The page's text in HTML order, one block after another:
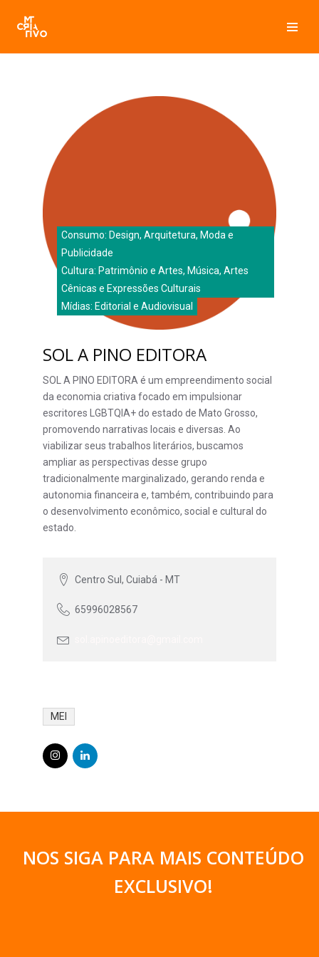
Pular
para
Consumo: Design, Arquitetura, Moda e
Publicidade
Cultura: Patrimônio e Artes, Música, Artes
Cênicas e Expressões Culturais
Mídias: Editorial e Audiovisual
SOL A PINO EDITORA
SOL A PINO EDITORA é um empreendimento social
da economia criativa focado em impulsionar
escritores LGBTQIA+ do estado de Mato Grosso,
promovendo narrativas locais e diversas. Ao
viabilizar seus trabalhos literários, buscamos
ampliar as perspectivas desse grupo
tradicionalmente marginalizado, gerando renda e
autonomia financeira e, também, contribuindo para
o desenvolvimento econômico, social e cultural do
estado.
Centro Sul, Cuiabá - MT
65996028567
MEI
NOS SIGA PARA MAIS CONTEÚDO
EXCLUSIVO!